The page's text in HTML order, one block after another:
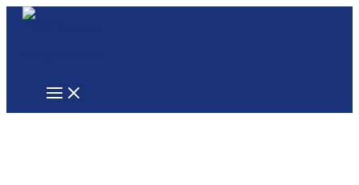
Перейти
Main
Введите
Name*
Email*
Сайт